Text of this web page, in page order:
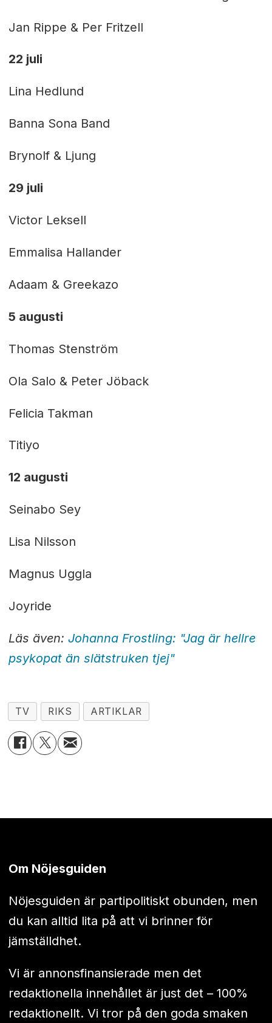
Jan Rippe & Per Fritzell
22 juli
Lina Hedlund
Banna Sona Band
Brynolf & Ljung
29 juli
Victor Leksell
Emmalisa Hallander
Adaam & Greekazo
5 augusti
Thomas Stenström
Ola Salo & Peter Jöback
Felicia Takman
Titiyo
12 augusti
Seinabo Sey
Lisa Nilsson
Magnus Uggla
Joyride
Läs även: Johanna Frostling: "Jag är hellre
psykopat än slätstruken tjej"
TV RIKS ARTIKLAR
Om Nöjesguiden
Nöjesguiden är partipolitiskt obunden, men
du kan alltid lita på att vi brinner för
jämställdhet.
Vi är annonsfinansierade men det
redaktionella innehållet är just det – 100%
redaktionellt. Vi tror på den goda smaken